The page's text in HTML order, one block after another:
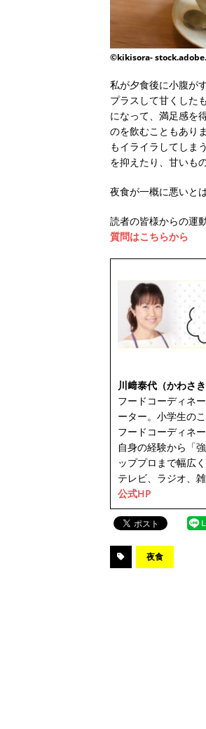
©kikisora-
私が夕食後に小腹が
プラスして甘くした
になって、満足感を
のを飲むこともあり
もイライラしてしま
を抑えたり、甘いも
夜食が一概に悪いと
読者の皆様からの運
質問はこちらから
川﨑泰代（かわさ
フードコーディネ
ーター。小学生の
フードコーディネ
自身の経験から「
ッププロまで幅広
テレビ、ラジオ、
公式HP
夜食